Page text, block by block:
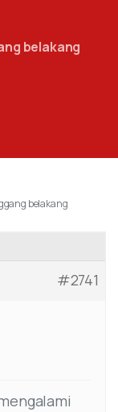
belakang
belakang
#2741